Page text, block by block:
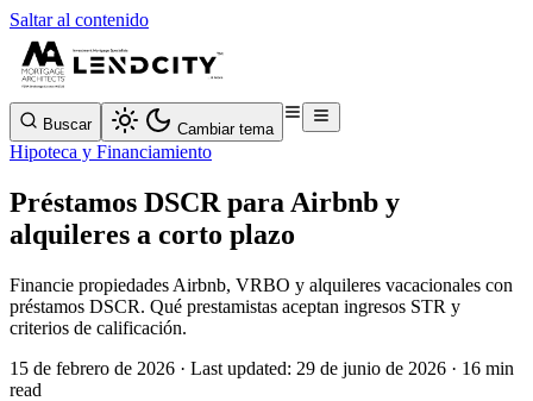
Saltar al contenido
Buscar Cambiar tema
Hipoteca y Financiamiento
Préstamos DSCR para Airbnb y
alquileres a corto plazo
Financie propiedades Airbnb, VRBO y alquileres vacacionales con
préstamos DSCR. Qué prestamistas aceptan ingresos STR y
criterios de calificación.
15 de febrero de 2026 · Last updated: 29 de junio de 2026 · 16 min
read